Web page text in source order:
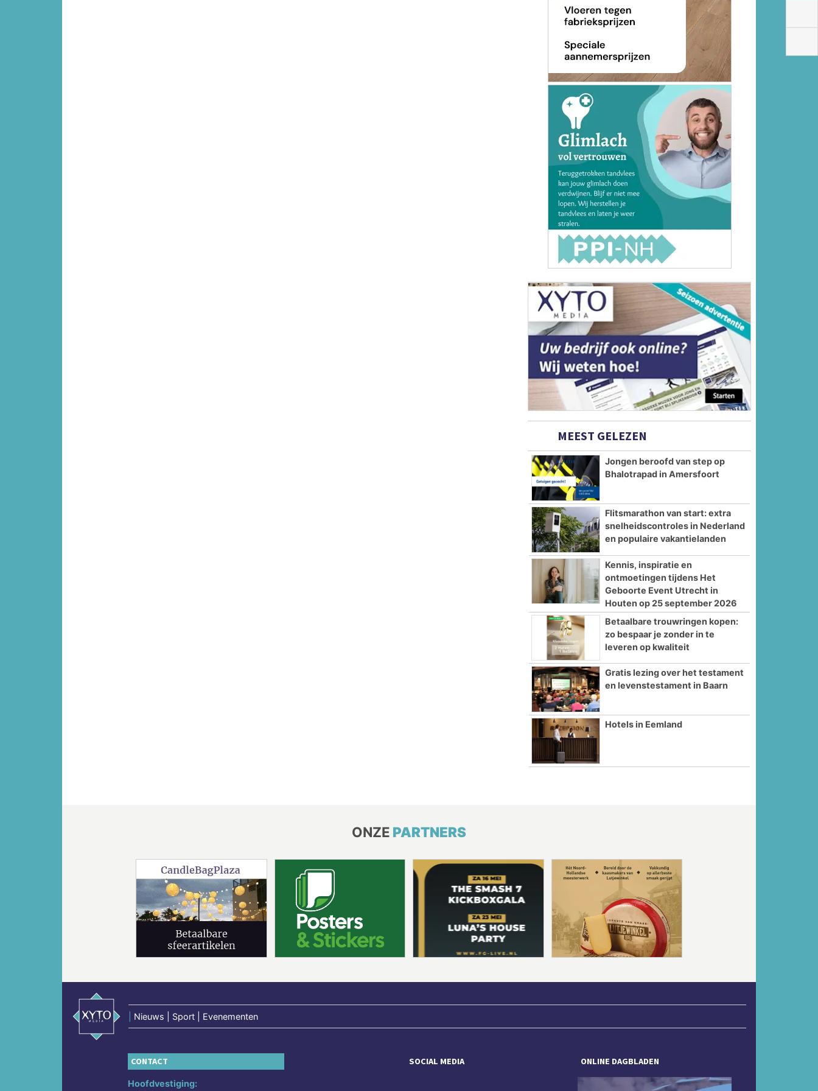
MEEST GELEZEN
Jongen beroofd van step op
Bhalotrapad in Amersfoort
Flitsmarathon van start: extra
snelheidscontroles in Nederland
en populaire vakantielanden
Kennis, inspiratie en
ontmoetingen tijdens Het
Geboorte Event Utrecht in
Houten op 25 september 2026
Betaalbare trouwringen kopen:
zo bespaar je zonder in te
leveren op kwaliteit
Gratis lezing over het testament
en levenstestament in Baarn
Hotels in Eemland
ONZE PARTNERS
Nieuws | Sport | Evenementen
CONTACT
Hoofdvestiging:
SOCIAL MEDIA ONLINE DAGBLADEN